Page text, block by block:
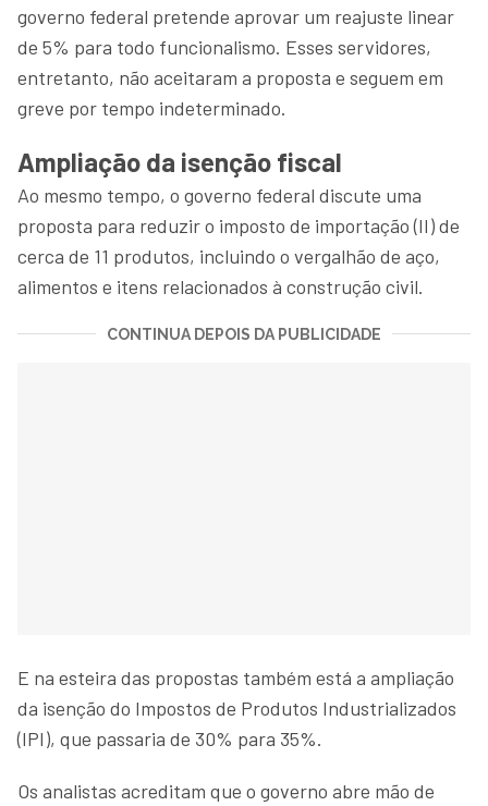
governo federal pretende aprovar um reajuste linear
de 5% para todo funcionalismo. Esses servidores,
entretanto, não aceitaram a proposta e seguem em
greve por tempo indeterminado.
Ampliação da isenção fiscal
Ao mesmo tempo, o governo federal discute uma
proposta para reduzir o imposto de importação (II) de
cerca de 11 produtos, incluindo o vergalhão de aço,
alimentos e itens relacionados à construção civil.
CONTINUA DEPOIS DA PUBLICIDADE
E na esteira das propostas também está a ampliação
da isenção do Impostos de Produtos Industrializados
(IPI), que passaria de 30% para 35%.
Os analistas acreditam que o governo abre mão de